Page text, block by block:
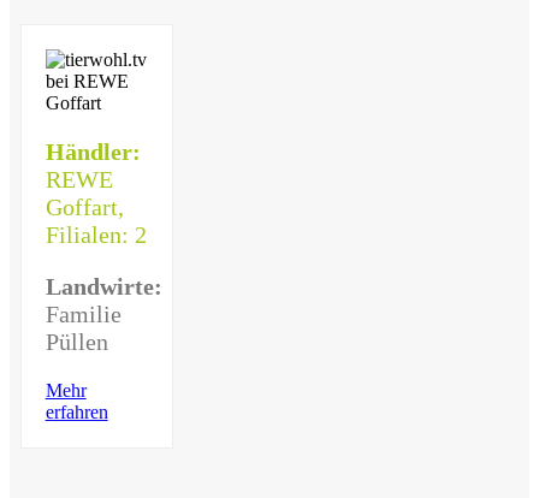
Händler:
REWE
Goffart,
Filialen: 2
Landwirte:
Familie
Püllen
Mehr
erfahren